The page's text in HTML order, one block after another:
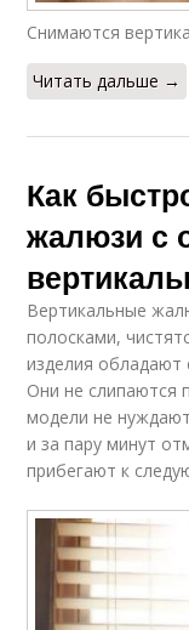
Снимаются
Читать дальше →
Как
жалюзи с
Вертикальные
полосками,
изделия
Они не слипаются
модели не
и за пару минут
прибегают к